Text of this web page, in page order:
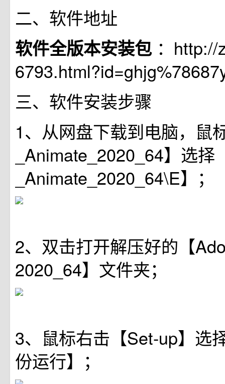
二、软件地址
软件全版本安装包 ：
三、软件安装步骤
1、从网盘下载到电脑，鼠
_Animate_2020_64】选
_Animate_2020_64\E】；
2、双击打开解压好的【
2020_64】文件夹；
3、鼠标右击【Set-up】选
份运行】；